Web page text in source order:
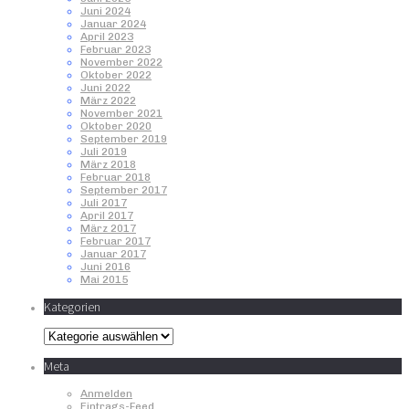
Juni 2024
Januar 2024
April 2023
Februar 2023
November 2022
Oktober 2022
Juni 2022
März 2022
November 2021
Oktober 2020
September 2019
Juli 2019
März 2018
Februar 2018
September 2017
Juli 2017
April 2017
März 2017
Februar 2017
Januar 2017
Juni 2016
Mai 2015
Kategorien
Kategorien
Meta
Anmelden
Eintrags-Feed